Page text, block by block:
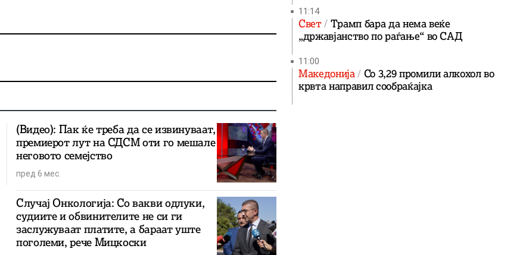
(Видео): Пак ќе треба да се извинуваат,
премиерот лут на СДСМ оти го мешале
неговото семејство
пред 6 мес.
Случај Онкологија: Со вакви одлуки,
судиите и обвинителите не си ги
заслужуваат платите, а бараат уште
поголеми, рече Мицкоски
11:14
Свет Трамп бара да нема веќе
„државјанство по раѓање“ во САД
11:00
Македонија Со 3,29 промили алкохол во
крвта направил сообраќајка